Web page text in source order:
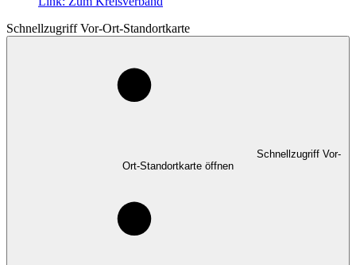
Schnellzugriff Vor-Ort-Standortkarte
Schnellzugriff Vor-
Ort-Standortkarte öffnen